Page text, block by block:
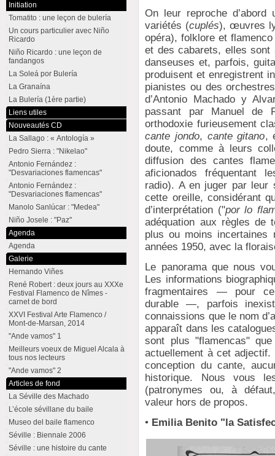
On leur reproche d’abord
variétés (cuplés), œuvres
opéra), folklore et
et des cabarets, elles
danseuses et, parfois,
produisent et enregistrent
pianistes ou des
d’Antonio Machado y
passant par Manuel de
orthodoxie furieusement
cante jondo, cante gitano,
doute, comme à leurs
diffusion des cantes
aficionados fréquentant
radio). A en juger par leur
cette oreille, considérant
d’interprétation ("por lo
adéquation aux règles de
plus ou moins incertaines
années 1950, avec la
Le panorama que nous
Les informations
fragmentaires — pour
durable —, parfois
connaissions que le nom
apparaît dans les
sont plus "flamencas"
actuellement à cet
conception du cante,
historique. Nous vous
(patronymes ou, à
valeur hors de propos.
• Emilia Benito "la
Initiation
Tomatito : une leçon de bulería
Un cours particulier avec Niño
Ricardo
Niño Ricardo : une leçon de
fandangos
La Soleá por Bulería
La Granaína
La Bulería (1ère partie)
Liens utiles
Nouveautés CD
La Sallago : « Antología »
Pedro Sierra : "Nikelao"
Antonio Fernández :
"Desvariaciones flamencas"
Antonio Fernández :
"Desvariaciones flamencas"
Manolo Sanlúcar : "Medea"
Niño Josele : "Paz"
Agenda
Agenda
Galerie
Hernando Viñes
René Robert : deux jours au XXXe
Festival Flamenco de Nîmes -
carnet de bord
XXVI Festival Arte Flamenco /
Mont-de-Marsan, 2014
"Ande vamos" 1
Meilleurs voeux de Miguel Alcala à
tous nos lecteurs
"Ande vamos" 2
Articles de fond
La Séville des Machado
L’école sévillane du baile
Museo del baile flamenco
Séville : Biennale 2006
Séville : une histoire du cante